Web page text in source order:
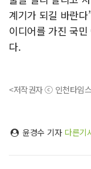
계기가 되길 바란
이디어를 가진 국
다.
<저작권자 ⓒ 인천타임
윤경수 기자 다른기